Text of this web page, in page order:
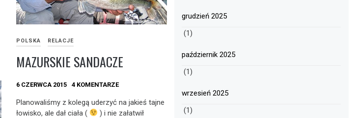
POLSKA RELACJE
MAZURSKIE SANDACZE
6 CZERWCA 2015 4 KOMENTARZE
Planowaliśmy z kolegą uderzyć na jakieś tajne
łowisko, ale dał ciała (
) i nie załatwił
grudzień 2025
(1)
październik 2025
(1)
wrzesień 2025
(1)